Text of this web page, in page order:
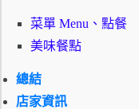
菜單 Menu、點餐
美味餐點
總結
店家資訊